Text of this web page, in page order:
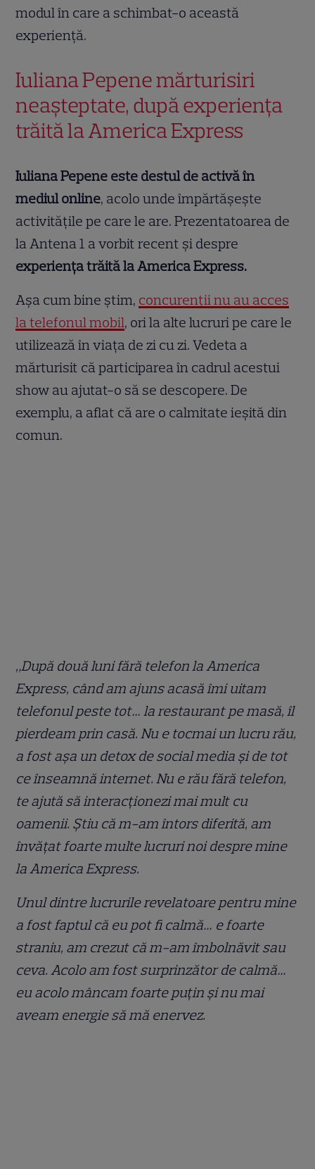
modul în care a schimbat-o această
experiență.
Iuliana Pepene mărturisiri
neașteptate, după experiența
trăită la America Express
Iuliana Pepene este destul de activă în
mediul online, acolo unde împărtășește
activitățile pe care le are. Prezentatoarea de
la Antena 1 a vorbit recent și despre
experiența trăită la America Express.
Așa cum bine știm, concurenții nu au acces
la telefonul mobil, ori la alte lucruri pe care le
utilizează în viața de zi cu zi. Vedeta a
mărturisit că participarea în cadrul acestui
show au ajutat-o să se descopere. De
exemplu, a aflat că are o calmitate ieșită din
comun.
„După două luni fără telefon la America
Express, când am ajuns acasă îmi uitam
telefonul peste tot… la restaurant pe masă, îl
pierdeam prin casă. Nu e tocmai un lucru rău,
a fost așa un detox de social media și de tot
ce înseamnă internet. Nu e rău fără telefon,
te ajută să interacționezi mai mult cu
oamenii. Știu că m-am întors diferită, am
învățat foarte multe lucruri noi despre mine
la America Express.
Unul dintre lucrurile revelatoare pentru mine
a fost faptul că eu pot fi calmă… e foarte
straniu, am crezut că m-am îmbolnăvit sau
ceva. Acolo am fost surprinzător de calmă…
eu acolo mâncam foarte puțin și nu mai
aveam energie să mă enervez.